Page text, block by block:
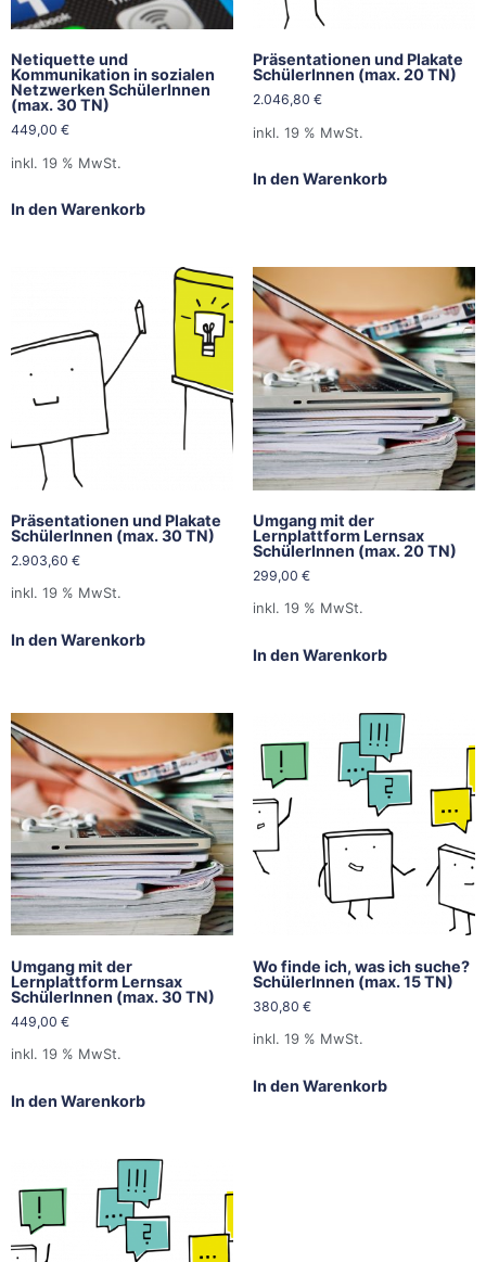
Netiquette und
Kommunikation in sozialen
Netzwerken SchülerInnen
(max. 30 TN)
449,00 €
inkl. 19 % MwSt.
In den Warenkorb
Präsentationen und Plakate
SchülerInnen (max. 20 TN)
2.046,80 €
inkl. 19 % MwSt.
In den Warenkorb
Präsentationen und Plakate
SchülerInnen (max. 30 TN)
2.903,60 €
inkl. 19 % MwSt.
In den Warenkorb
Umgang mit der
Lernplattform Lernsax
SchülerInnen (max. 20 TN)
299,00 €
inkl. 19 % MwSt.
In den Warenkorb
Umgang mit der
Lernplattform Lernsax
SchülerInnen (max. 30 TN)
449,00 €
inkl. 19 % MwSt.
In den Warenkorb
Wo finde ich, was ich suche?
SchülerInnen (max. 15 TN)
380,80 €
inkl. 19 % MwSt.
In den Warenkorb